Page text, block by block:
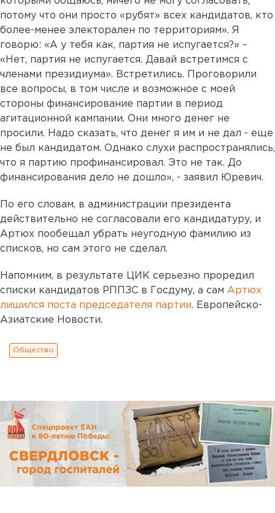
потому что они просто «рубят» всех кандидатов, кто
более-менее электорален по территориям». Я
говорю: «А у тебя как, партия не испугается?» –
«Нет, партия не испугается. Давай встретимся с
членами президиума». Встретились. Проговорили
все вопросы, в том числе и возможное с моей
стороны финансирование партии в период
агитационной кампании. Они много денег не
просили. Надо сказать, что денег я им и не дал - еще
не был кандидатом. Однако слухи распространялись,
что я партию профинансировал. Это не так. До
финансирования дело не дошло», - заявил Юревич.
По его словам, в администрации президента
действительно не согласовали его кандидатуру, и
Артюх пообещал убрать неугодную фамилию из
списков, но сам этого не сделал.
Напомним, в результате ЦИК серьезно проредил
списки кандидатов РППЗС в Госдуму, а сам Артюх
лишился поста председателя партии. Европейско-
Азиатские Новости.
Общество